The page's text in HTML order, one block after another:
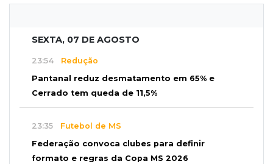
SEXTA, 07 DE AGOSTO
23:54 Redução
Pantanal reduz desmatamento em 65% e
Cerrado tem queda de 11,5%
23:35 Futebol de MS
Federação convoca clubes para definir
formato e regras da Copa MS 2026